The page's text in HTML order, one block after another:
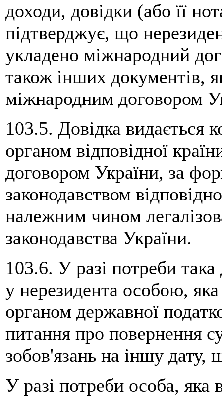
доходи, довідки (або її
підтверджує, що
укладено міжнародний
також інших документів,
міжнародним договором
103.5. Довідка видається
органом відповідної
договором України, за
законодавством
належним чином
законодавства України.
103.6. У разі потреби
у нерезидента особою,
органом державної
питання про повернення
зобов'язань на іншу дату,
У разі потреби особа, яка